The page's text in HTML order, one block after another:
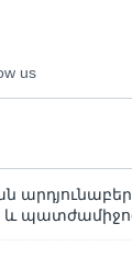
us